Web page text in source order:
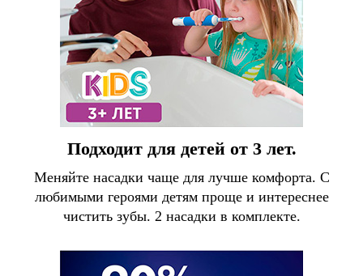
Подходит для детей от 3 лет.
Меняйте насадки чаще для лучше комфорта. С
любимыми героями детям проще и интереснее
чистить зубы. 2 насадки в комплекте.